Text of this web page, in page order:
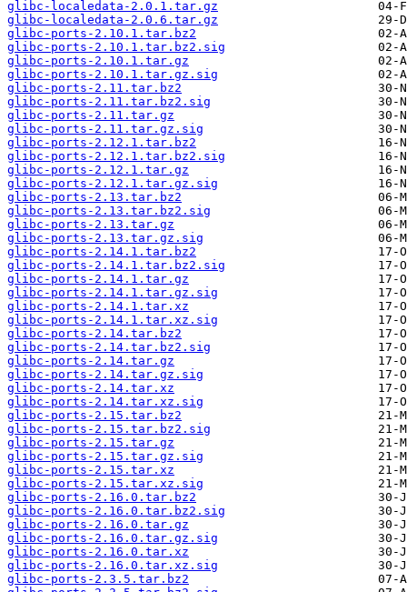
glibc-localedata-2.0.1.tar.gz
glibc-localedata-2.0.6.tar.gz
glibc-ports-2.10.1.tar.bz2
glibc-ports-2.10.1.tar.bz2.sig
glibc-ports-2.10.1.tar.gz
glibc-ports-2.10.1.tar.gz.sig
glibc-ports-2.11.tar.bz2
glibc-ports-2.11.tar.bz2.sig
glibc-ports-2.11.tar.gz
glibc-ports-2.11.tar.gz.sig
glibc-ports-2.12.1.tar.bz2
glibc-ports-2.12.1.tar.bz2.sig
glibc-ports-2.12.1.tar.gz
glibc-ports-2.12.1.tar.gz.sig
glibc-ports-2.13.tar.bz2
glibc-ports-2.13.tar.bz2.sig
glibc-ports-2.13.tar.gz
glibc-ports-2.13.tar.gz.sig
glibc-ports-2.14.1.tar.bz2
glibc-ports-2.14.1.tar.bz2.sig
glibc-ports-2.14.1.tar.gz
glibc-ports-2.14.1.tar.gz.sig
glibc-ports-2.14.1.tar.xz
glibc-ports-2.14.1.tar.xz.sig
glibc-ports-2.14.tar.bz2
glibc-ports-2.14.tar.bz2.sig
glibc-ports-2.14.tar.gz
glibc-ports-2.14.tar.gz.sig
glibc-ports-2.14.tar.xz
glibc-ports-2.14.tar.xz.sig
glibc-ports-2.15.tar.bz2
glibc-ports-2.15.tar.bz2.sig
glibc-ports-2.15.tar.gz
glibc-ports-2.15.tar.gz.sig
glibc-ports-2.15.tar.xz
glibc-ports-2.15.tar.xz.sig
glibc-ports-2.16.0.tar.bz2
glibc-ports-2.16.0.tar.bz2.sig
glibc-ports-2.16.0.tar.gz
glibc-ports-2.16.0.tar.gz.sig
glibc-ports-2.16.0.tar.xz
glibc-ports-2.16.0.tar.xz.sig
glibc-ports-2.3.5.tar.bz2